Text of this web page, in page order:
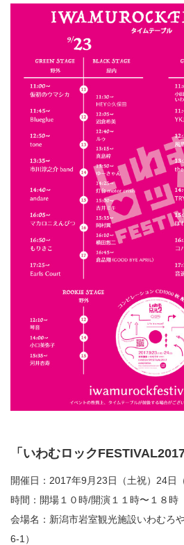
「いわむロック
開催日：2017年9月23日（土祝）24
時間：開場１０時/開演１１時〜１８時
会場名：新潟市岩室観光施設いわむろ
6-1）